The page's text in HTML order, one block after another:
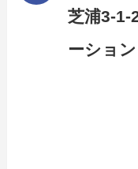
芝浦3-1-
ーショ